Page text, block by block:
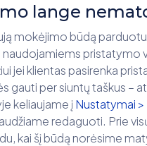
lange
mokėjimo būdą
pristatymo
jei klientas pasirenka
gauti per siuntų taškus –
keliaujame įNustatymai
redaguoti. Prie
kai šį būdą norėsime